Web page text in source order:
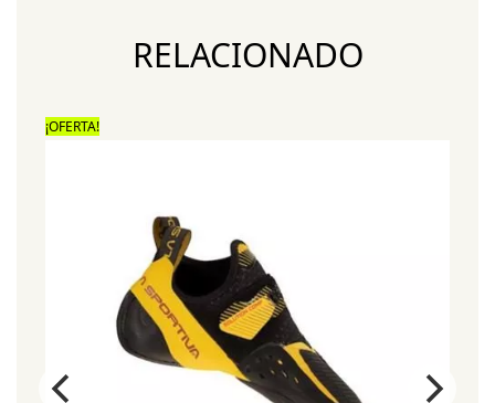
RELACIONADO
¡OFERTA!